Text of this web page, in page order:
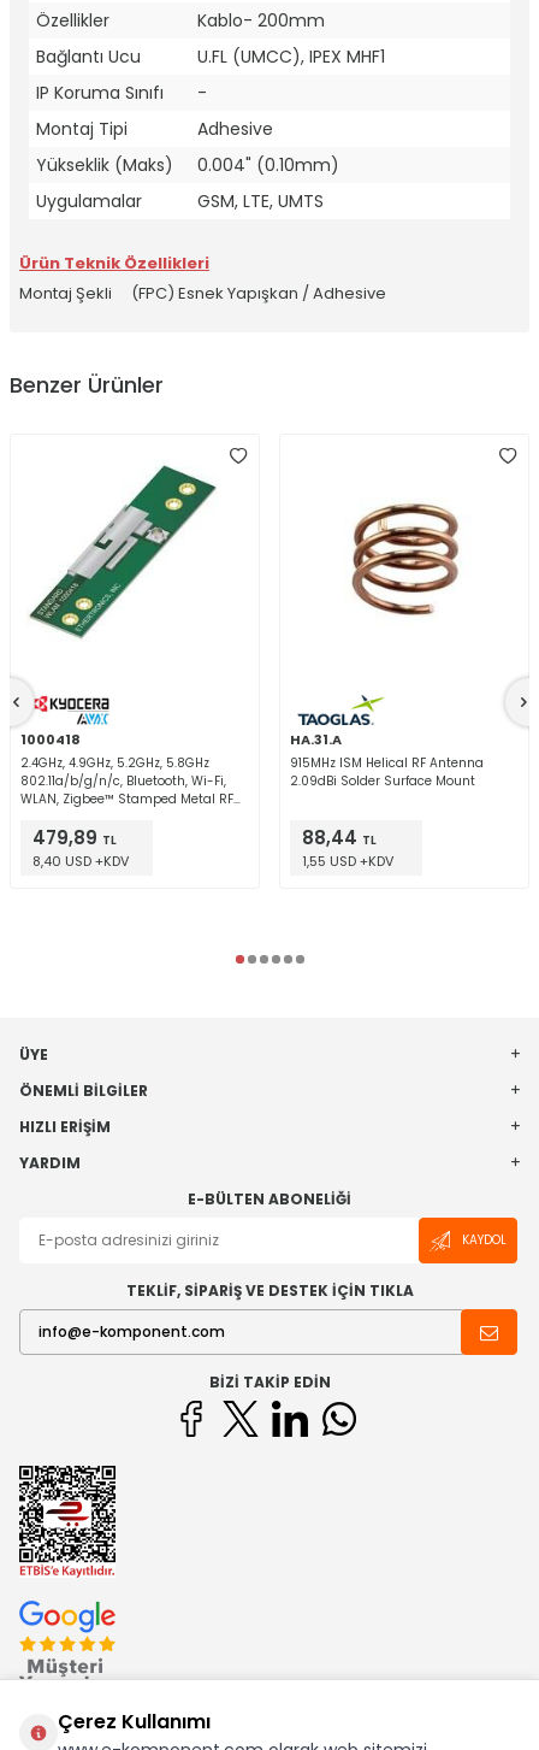
Özellikler
Kablo- 200mm
Bağlantı Ucu
U.FL (UMCC), IPEX MHF1
IP Koruma Sınıfı
-
Montaj Tipi
Adhesive
Yükseklik (Maks)
0.004" (0.10mm)
Uygulamalar
GSM, LTE, UMTS
Ürün Teknik Özellikleri
Montaj Şekli
(FPC) Esnek Yapışkan / Adhesive
Benzer Ürünler
1000418
2.4GHz, 4.9GHz, 5.2GHz, 5.8GHz
802.11a/b/g/n/c, Bluetooth, Wi-Fi,
WLAN, Zigbee™ Stamped Metal RF
~ 5.85GHz 4dBi, 4.2dBi U.FL Screw
Mount
479,89 TL
8,40 USD +KDV
HA.31.A
915MHz ISM Helical RF Antenna
2.09dBi Solder Surface Mount
88,44 TL
1,55 USD +KDV
ÜYE
ÖNEMLI BILGILER
HIZLI ERIŞIM
YARDIM
E-BÜLTEN ABONELIĞI
KAYDOL
TEKLİF, SİPARİŞ VE DESTEK İÇİN TIKLA
BIZI TAKIP EDIN
Çerez Kullanımı